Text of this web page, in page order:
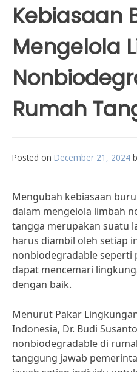
Kebiasaan
Mengelola
Rumah
Posted on December 21, 2024
Mengubah kebiasaan
dalam mengelola limbah
tangga merupakan suatu
harus diambil oleh setiap
nonbiodegradable seperti
dapat mencemari
dengan baik.
Menurut Pakar
Indonesia, Dr. Budi
nonbiodegradable di
tanggung jawab